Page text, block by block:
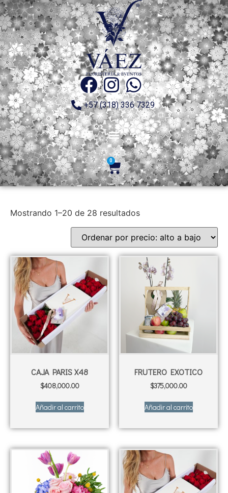
+57 (318) 336 7329
0
Mostrando 1–20 de 28 resultados
CAJA PARIS X48
$408,000.00
Añadir al carrito
FRUTERO EXOTICO
$375,000.00
Añadir al carrito